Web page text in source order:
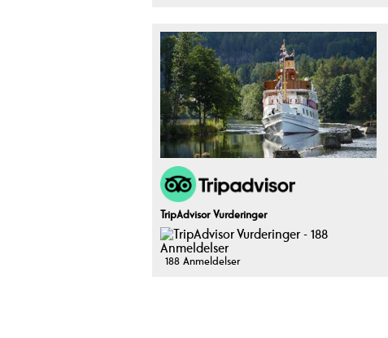
TripAdvisor Vurderinger
188 Anmeldelser